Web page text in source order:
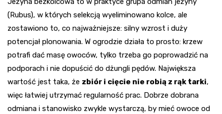
(Rubus), w których selekcją wyeliminowano kolce, ale
zostawiono to, co najważniejsze: silny wzrost i duży
potencjał plonowania. W ogrodzie działa to prosto: krzew
potrafi dać masę owoców, tylko trzeba go poprowadzić na
podporach i nie dopuścić do dżungli pędów. Największa
wartość jest taka, że zbiór i cięcie nie robią z rąk tarki,
więc łatwiej utrzymać regularność prac. Dobrze dobrana
odmiana i stanowisko zwykle wystarczą, by mieć owoce od